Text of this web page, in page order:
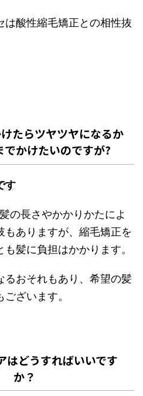
は酸性縮毛矯正との相性抜
たらツヤツヤになるか
でかけたいのですが?
す
の長さやかかりかたによ
もありますが、縮毛矯正を
髪に負担はかかります。
るおそれもあり、希望の髪
ざいます。
はどうすればいいです
か？